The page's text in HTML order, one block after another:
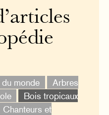
monde
Arbres
Bois tropicaux
Chanteurs et